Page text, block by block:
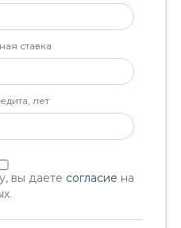
ставка
лет
вы даете согласие на